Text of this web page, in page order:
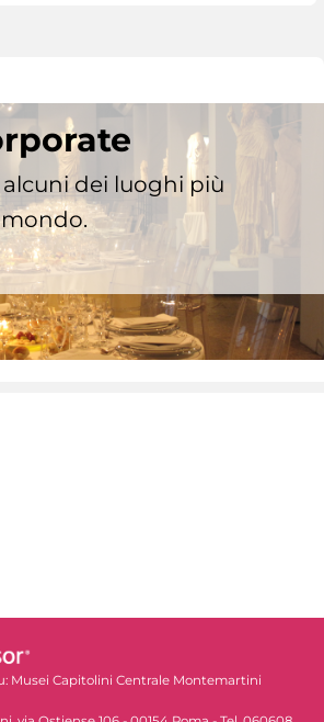
dei luoghi più
Musei Capitolini Centrale Montemartini